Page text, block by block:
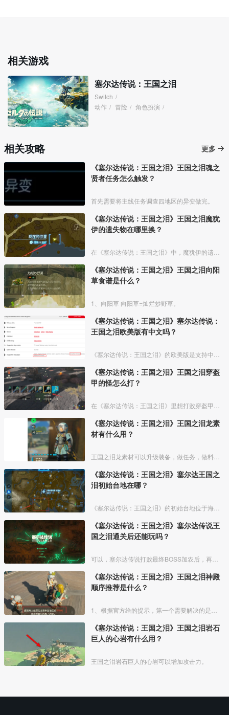
相关游戏
塞尔达传说：王国之泪
Switch /
动作 / 冒险 / 角色扮演 /
相关攻略
更多
《塞尔达传说：王国之泪》王国之泪魂之
贤者任务怎么触发？
首先需要将主线任务调查四地区的异变做完。
《塞尔达传说：王国之泪》王国之泪魔犹
伊的遗失物在哪里换？
《塞尔达传说：王国之泪》王国之泪向阳
草食谱是什么？
1、向阳草 向阳草=灿烂炒野草。
《塞尔达传说：王国之泪》塞尔达传说：
王国之泪欧美版有中文吗？
《塞尔达传说：王国之泪》王国之泪穿盔
甲的怪怎么打？
《塞尔达传说：王国之泪》王国之泪龙素
材有什么用？
《塞尔达传说：王国之泪》塞尔达王国之
泪初始台地在哪？
《塞尔达传说：王国之泪》塞尔达传说王
国之泪通关后还能玩吗？
《塞尔达传说：王国之泪》王国之泪神殿
顺序推荐是什么？
《塞尔达传说：王国之泪》王国之泪岩石
巨人的心岩有什么用？
王国之泪岩石巨人的心岩可以增加攻击力。